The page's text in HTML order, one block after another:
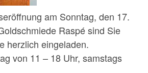
am Sonntag, den 17.
Raspé sind Sie
herzlich eingeladen.
von 11 – 18 Uhr, samstags